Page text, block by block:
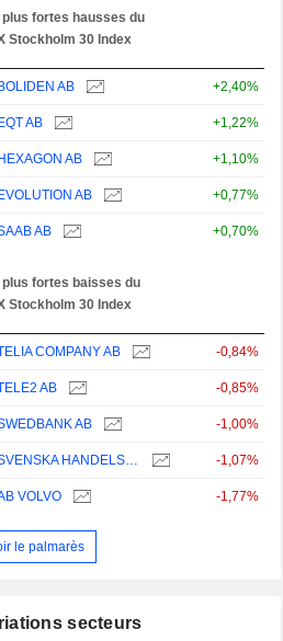
plus fortes hausses du
Stockholm 30 Index
BOLIDEN AB +2,40%
EQT AB +1,22%
HEXAGON AB +1,10%
EVOLUTION AB +0,77%
AB +0,70%
plus fortes baisses du
Stockholm 30 Index
COMPANY AB -0,84%
AB -0,85%
AB -1,00%
SVENSKA HANDELSBANKEN AB -1,07%
VOLVO -1,77%
le palmarès
secteurs